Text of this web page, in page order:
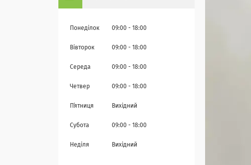
Понеділок 09:00 18:00
Вівторок 09:00 18:00
Середа 09:00 18:00
Четвер 09:00 18:00
Пʼятниця Вихідний
Субота 09:00 18:00
Неділя Вихідний